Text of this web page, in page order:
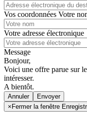
Vos coordonnées Votre
Votre adresse électronique
Message
Bonjour,
Voici une offre parue sur
intéresser.
A bientôt.
Annuler
× Fermer la fenêtre